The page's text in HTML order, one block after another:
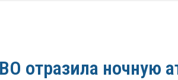
отразила ночную